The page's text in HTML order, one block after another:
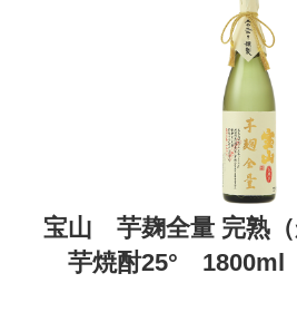
宝山 芋麹全量 完熟（
芋焼酎25° 1800ml